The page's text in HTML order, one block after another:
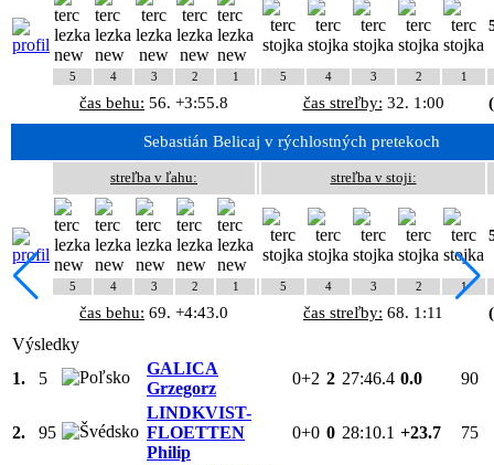
5 4 3 2 1 5 4 3 2 1
čas behu: 56. +3:55.8 čas streľby: 32. 1:00
Sebastián Belicaj v rýchlostných pretekoch
streľba v ľahu: streľba v stoji:
5 4 3 2 1 5 4 3 2 1
čas behu: 69. +4:43.0 čas streľby: 68. 1:11
Výsledky
1.
5
GALICA
Grzegorz
0+2 2 27:46.4 0.0 90
2. 95
LINDKVIST-
FLOETTEN
Philip
0+0 0 28:10.1 +23.7 75